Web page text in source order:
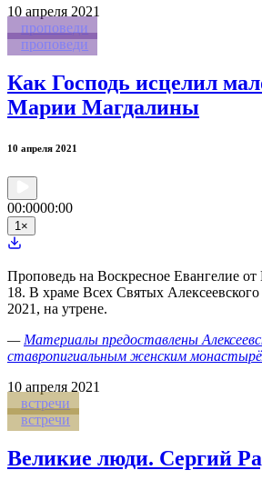
10 апреля 2021
проповеди
проповеди
Как Господь исцелил
Марии Магдалины
10 апреля 2021
00:0000:00
1×
Проповедь на Воскресное Евангелие
18. В храме Всех Святых
2021, на утрене.
— Материалы предоставлены
ставропигиальным женским
10 апреля 2021
встречи
встречи
Великие люди. Сергий